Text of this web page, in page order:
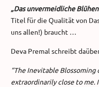
„Das unvermeidliche
Titel für die Qualität von
uns allen!) braucht …
Deva Premal schreibt
“The Inevitable
extraordinarily close to me.